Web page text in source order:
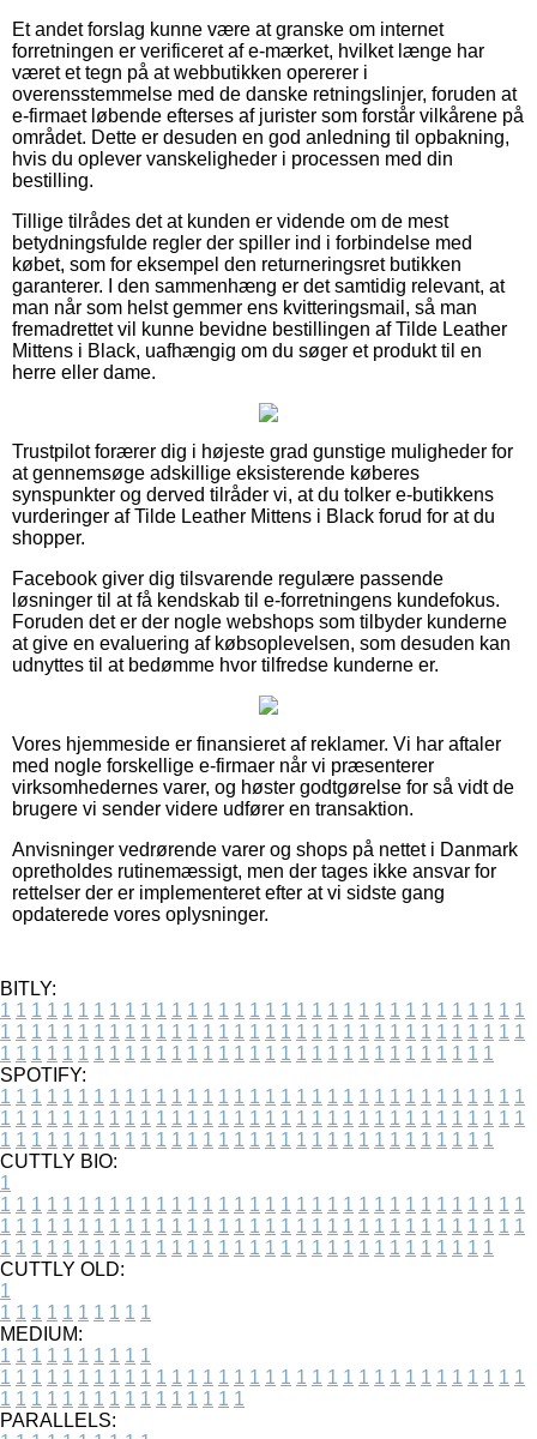
Et andet forslag kunne være at granske om internet
forretningen er verificeret af e-mærket, hvilket længe har
været et tegn på at webbutikken opererer i
overensstemmelse med de danske retningslinjer, foruden at
e-firmaet løbende efterses af jurister som forstår vilkårene på
området. Dette er desuden en god anledning til opbakning,
hvis du oplever vanskeligheder i processen med din
bestilling.
Tillige tilrådes det at kunden er vidende om de mest
betydningsfulde regler der spiller ind i forbindelse med
købet, som for eksempel den returneringsret butikken
garanterer. I den sammenhæng er det samtidig relevant, at
man når som helst gemmer ens kvitteringsmail, så man
fremadrettet vil kunne bevidne bestillingen af Tilde Leather
Mittens i Black, uafhængig om du søger et produkt til en
herre eller dame.
Trustpilot forærer dig i højeste grad gunstige muligheder for
at gennemsøge adskillige eksisterende køberes
synspunkter og derved tilråder vi, at du tolker e-butikkens
vurderinger af Tilde Leather Mittens i Black forud for at du
shopper.
Facebook giver dig tilsvarende regulære passende
løsninger til at få kendskab til e-forretningens kundefokus.
Foruden det er der nogle webshops som tilbyder kunderne
at give en evaluering af købsoplevelsen, som desuden kan
udnyttes til at bedømme hvor tilfredse kunderne er.
Vores hjemmeside er finansieret af reklamer. Vi har aftaler
med nogle forskellige e-firmaer når vi præsenterer
virksomhedernes varer, og høster godtgørelse for så vidt de
brugere vi sender videre udfører en transaktion.
Anvisninger vedrørende varer og shops på nettet i Danmark
opretholdes rutinemæssigt, men der tages ikke ansvar for
rettelser der er implementeret efter at vi sidste gang
opdaterede vores oplysninger.
BITLY:
1 1 1 1 1 1 1 1 1 1 1 1 1 1 1 1 1 1 1 1 1 1 1 1 1 1 1 1 1 1 1 1 1 1
1 1 1 1 1 1 1 1 1 1 1 1 1 1 1 1 1 1 1 1 1 1 1 1 1 1 1 1 1 1 1 1 1 1
1 1 1 1 1 1 1 1 1 1 1 1 1 1 1 1 1 1 1 1 1 1 1 1 1 1 1 1 1 1 1 1
SPOTIFY:
1 1 1 1 1 1 1 1 1 1 1 1 1 1 1 1 1 1 1 1 1 1 1 1 1 1 1 1 1 1 1 1 1 1
1 1 1 1 1 1 1 1 1 1 1 1 1 1 1 1 1 1 1 1 1 1 1 1 1 1 1 1 1 1 1 1 1 1
1 1 1 1 1 1 1 1 1 1 1 1 1 1 1 1 1 1 1 1 1 1 1 1 1 1 1 1 1 1 1 1
CUTTLY BIO:
1
1 1 1 1 1 1 1 1 1 1 1 1 1 1 1 1 1 1 1 1 1 1 1 1 1 1 1 1 1 1 1 1 1 1
1 1 1 1 1 1 1 1 1 1 1 1 1 1 1 1 1 1 1 1 1 1 1 1 1 1 1 1 1 1 1 1 1 1
1 1 1 1 1 1 1 1 1 1 1 1 1 1 1 1 1 1 1 1 1 1 1 1 1 1 1 1 1 1 1 1
CUTTLY OLD:
1
1 1 1 1 1 1 1 1 1 1
MEDIUM:
1 1 1 1 1 1 1 1 1 1
1 1 1 1 1 1 1 1 1 1 1 1 1 1 1 1 1 1 1 1 1 1 1 1 1 1 1 1 1 1 1 1 1 1
1 1 1 1 1 1 1 1 1 1 1 1 1 1 1 1
PARALLELS: